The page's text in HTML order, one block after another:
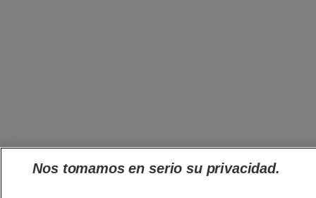
Nos tomamos en serio su privacidad.